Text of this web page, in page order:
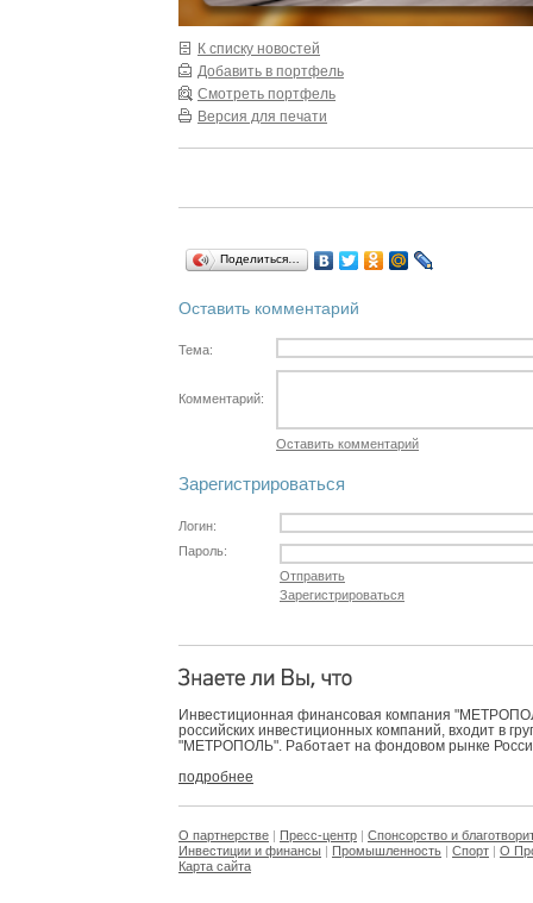
К списку новостей
Добавить в портфель
Смотреть портфель
Версия для печати
Поделиться…
Оставить комментарий
Тема:
Комментарий:
Оставить комментарий
Зарегистрироваться
Логин:
Пароль:
Отправить
Зарегистрироваться
Инвестиционная финансовая компания
российских инвестиционных компаний, входит в
"МЕТРОПОЛЬ". Работает на фондовом рынке
подробнее
О партнерстве | Пресс-центр | Спонсорство и
Инвестиции и финансы | Промышленность | Спорт | О
Карта сайта